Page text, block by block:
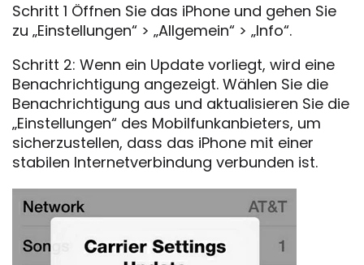
Schritt 1 Öffnen Sie das iPhone und gehen Sie
zu „Einstellungen“ > „Allgemein“ > „Info“.
Schritt 2: Wenn ein Update vorliegt, wird eine
Benachrichtigung angezeigt. Wählen Sie die
Benachrichtigung aus und aktualisieren Sie die
„Einstellungen“ des Mobilfunkanbieters, um
sicherzustellen, dass das iPhone mit einer
stabilen Internetverbindung verbunden ist.